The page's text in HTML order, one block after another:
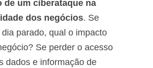
de um ciberataque na
dos negócios. Se
parado, qual o impacto
Se perder o acesso
dados e informação de